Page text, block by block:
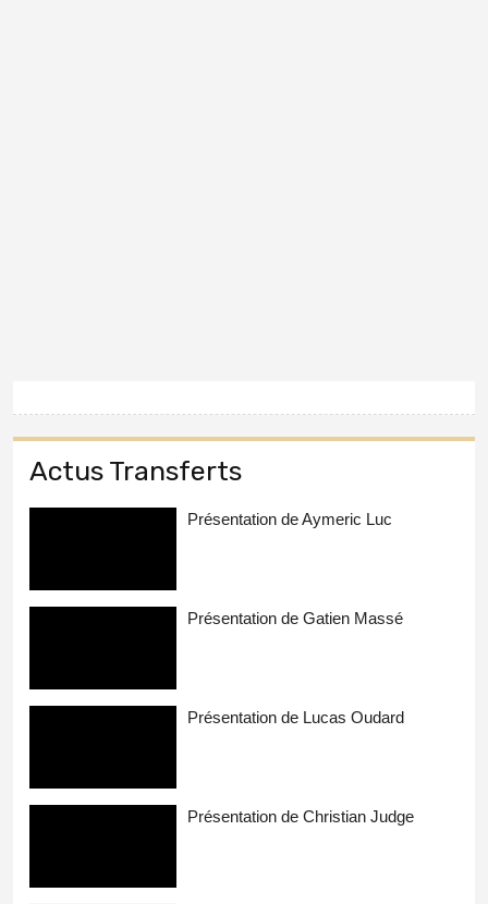
Actus Transferts
Présentation de Aymeric Luc
Présentation de Gatien Massé
Présentation de Lucas Oudard
Présentation de Christian Judge